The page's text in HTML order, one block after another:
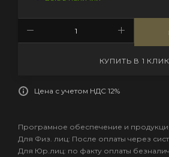
КУПИТЬ В 1 КЛИК
Цена с учетом НДС 12%
Програмное обеспечение и
Для Физ. лиц: После оплаты через
Для Юр.лиц: по факту оплаты